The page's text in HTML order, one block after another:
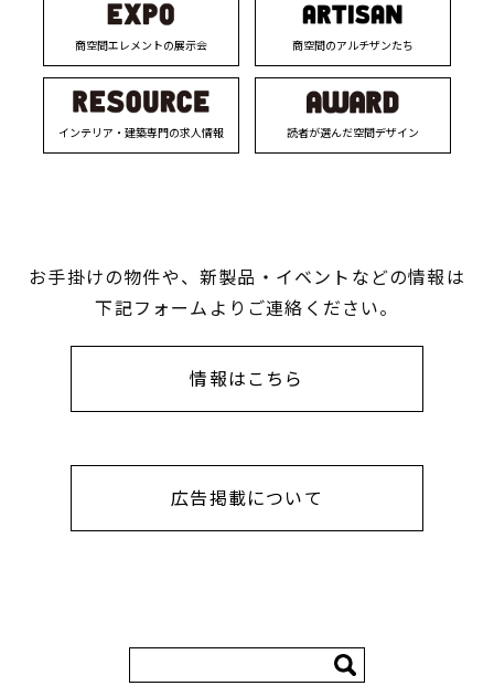
商空間エレメントの展示会 商空間のアルチザンたち
インテリア・建築専門の求人情報 読者が選んだ空間デザイン
お手掛けの物件や、新製品・イベントなどの情報は
下記フォームよりご連絡ください。
情報はこちら
広告掲載について